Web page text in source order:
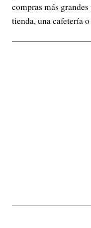
compras más
tienda, una cafetería